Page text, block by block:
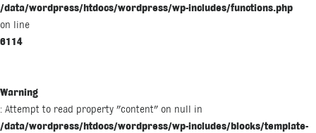
/data/wordpress/htdocs/wordpress/wp-includes/functions.php
on line
6114
Warning
: Attempt to read property "content" on null in
/data/wordpress/htdocs/wordpress/wp-includes/blocks/template-